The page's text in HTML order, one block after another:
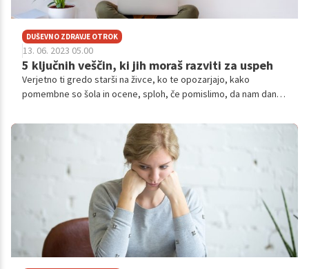
DUŠEVNO ZDRAVJE OTROK
13. 06. 2023 05.00
5 ključnih veščin, ki jih moraš razviti za uspeh
Verjetno ti gredo starši na živce, ko te opozarjajo, kako
pomembne so šola in ocene, sploh, če pomislimo, da nam danes